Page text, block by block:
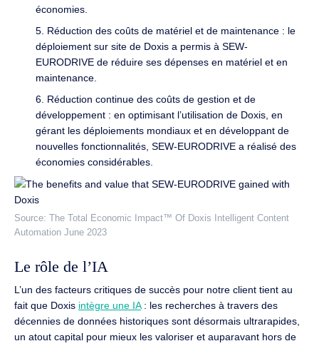
économies.
5. Réduction des coûts de matériel et de maintenance : le
déploiement sur site de Doxis a permis à SEW-
EURODRIVE de réduire ses dépenses en matériel et en
maintenance.
6. Réduction continue des coûts de gestion et de
développement : en optimisant l’utilisation de Doxis, en
gérant les déploiements mondiaux et en développant de
nouvelles fonctionnalités, SEW-EURODRIVE a réalisé des
économies considérables.
Source: The Total Economic Impact™ Of Doxis Intelligent Content
Automation June 2023
Le rôle de l’IA
L’un des facteurs critiques de succès pour notre client tient au
fait que Doxis intègre une IA: les recherches à travers des
décennies de données historiques sont désormais ultrarapides,
un atout capital pour mieux les valoriser et auparavant hors de